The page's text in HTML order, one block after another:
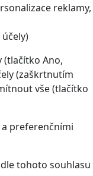
reklamy,
(tlačítko Ano,
(zaškrtnutím
vše (tlačítko
preferenčními
tohoto souhlasu